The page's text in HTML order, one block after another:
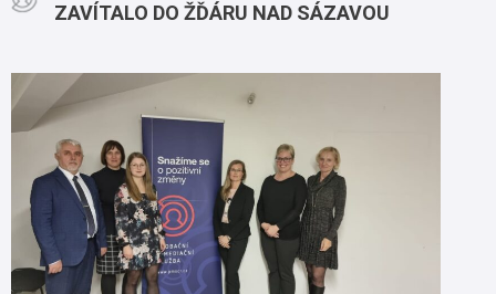
ZAVÍTALO DO ŽĎÁRU NAD SÁZAVOU